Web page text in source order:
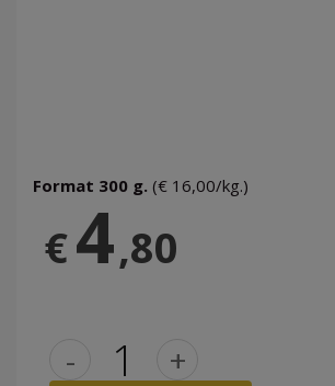
Format 300 g. (€ 16,00/kg.)
€4,80
- +